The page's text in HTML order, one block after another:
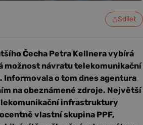
Sdílet
Čecha Petra Kellnera vybírá
možnost návratu telekomunikační
Informovala o tom dnes agentura
na obeznámené zdroje. Největší
infrastruktury
vlastní skupina PPF,